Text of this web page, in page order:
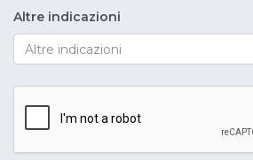
Altre indicazioni